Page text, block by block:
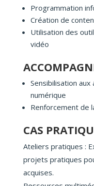
Programmation
Création de
Utilisation des
vidéo
Sensibilisation aux
numérique
Renforcement de
CAS
Ateliers pratiques :
projets pratiques
acquises.